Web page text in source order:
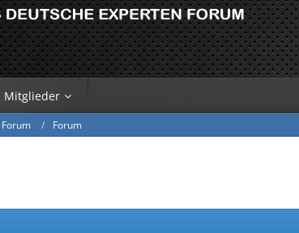
Mitglieder
Forum